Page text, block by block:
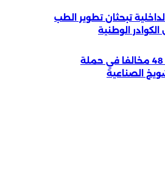
تبحثان تطوير الطب
الوطنية
الداخلية: ضبط 48 مخالفا في حملة
الصناعية